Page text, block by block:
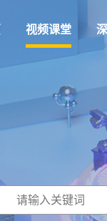
视频课堂